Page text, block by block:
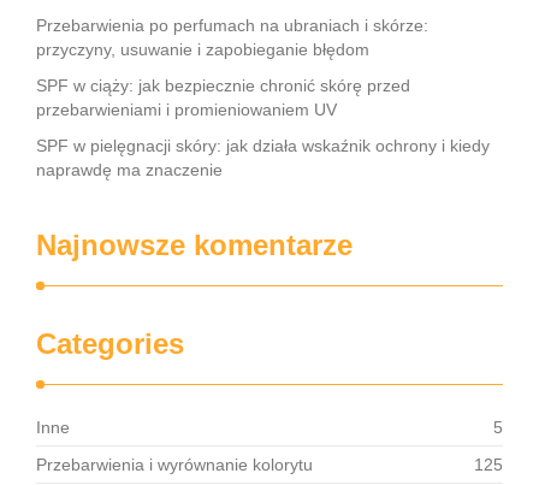
Przebarwienia po perfumach na ubraniach i skórze:
przyczyny, usuwanie i zapobieganie błędom
SPF w ciąży: jak bezpiecznie chronić skórę przed
przebarwieniami i promieniowaniem UV
SPF w pielęgnacji skóry: jak działa wskaźnik ochrony i kiedy
naprawdę ma znaczenie
Najnowsze komentarze
Categories
Inne
5
Przebarwienia i wyrównanie kolorytu
125